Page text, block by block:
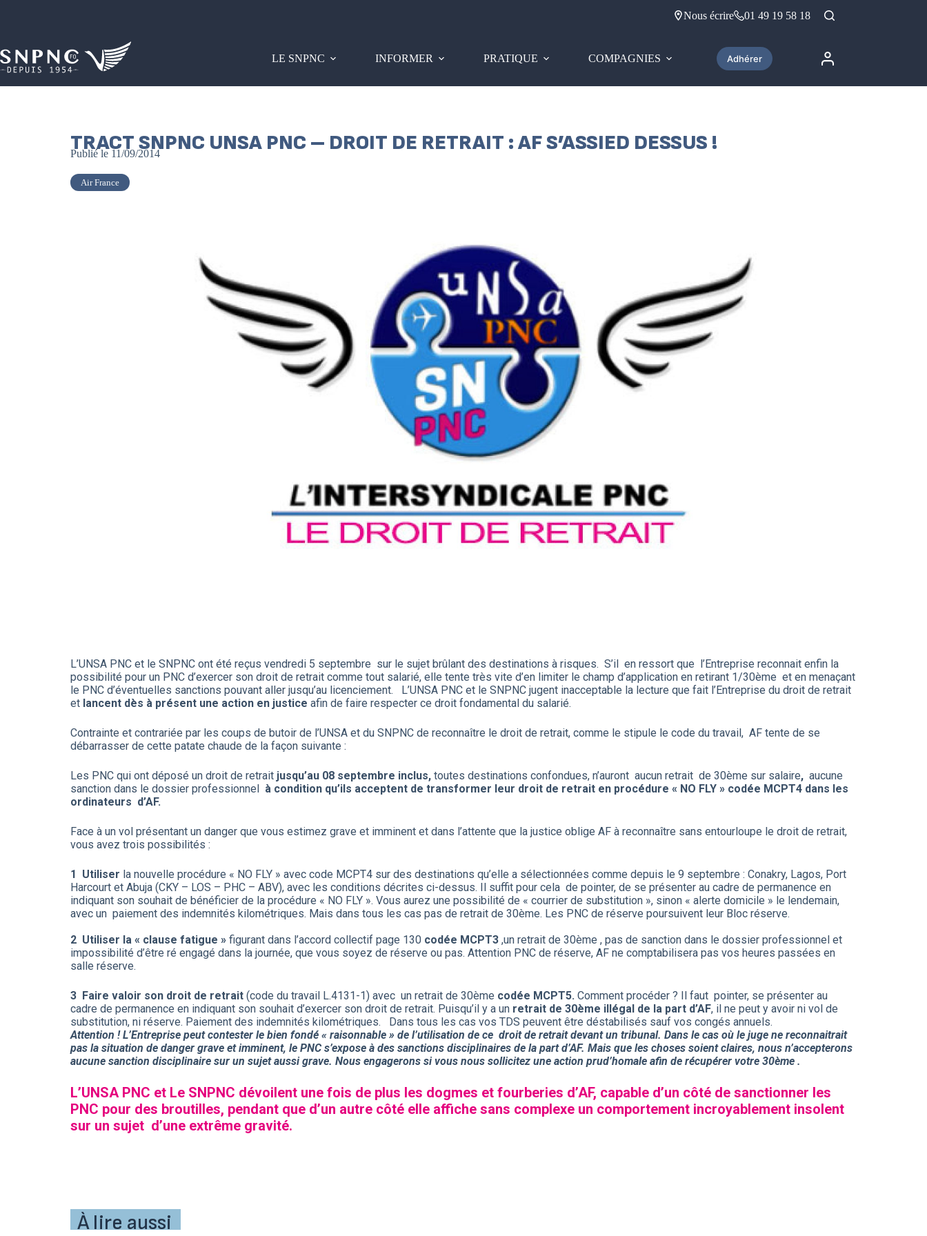
Nous écrire 01 49 19 58 18
LE SNPNC INFORMER PRATIQUE COMPAGNIES Adhérer
TRACT SNPNC UNSA PNC – DROIT DE RETRAIT : AF S’ASSIED DESSUS !
Publié le 11/09/2014
Air France
L’UNSA PNC et le SNPNC ont été reçus vendredi 5 septembre sur le sujet brûlant des destinations à risques. S’il en ressort que l’Entreprise reconnait enfin la
possibilité pour un PNC d’exercer son droit de retrait comme tout salarié, elle tente très vite d’en limiter le champ d’application en retirant 1/30ème et en menaçant
le PNC d’éventuelles sanctions pouvant aller jusqu’au licenciement. L’UNSA PNC et le SNPNC jugent inacceptable la lecture que fait l’Entreprise du droit de retrait
et lancent dès à présent une action en justice afin de faire respecter ce droit fondamental du salarié.
Contrainte et contrariée par les coups de butoir de l’UNSA et du SNPNC de reconnaître le droit de retrait, comme le stipule le code du travail, AF tente de se
débarrasser de cette patate chaude de la façon suivante :
Les PNC qui ont déposé un droit de retrait jusqu’au 08 septembre inclus, toutes destinations confondues, n’auront aucun retrait de 30ème sur salaire, aucune
sanction dans le dossier professionnel à condition qu’ils acceptent de transformer leur droit de retrait en procédure « NO FLY » codée MCPT4 dans les
ordinateurs d’AF.
Face à un vol présentant un danger que vous estimez grave et imminent et dans l’attente que la justice oblige AF à reconnaître sans entourloupe le droit de retrait,
vous avez trois possibilités :
1 Utiliser la nouvelle procédure « NO FLY » avec code MCPT4 sur des destinations qu’elle a sélectionnées comme depuis le 9 septembre : Conakry, Lagos, Port
Harcourt et Abuja (CKY – LOS – PHC – ABV), avec les conditions décrites ci-dessus. Il suffit pour cela de pointer, de se présenter au cadre de permanence en
indiquant son souhait de bénéficier de la procédure « NO FLY ». Vous aurez une possibilité de « courrier de substitution », sinon « alerte domicile » le lendemain,
avec un paiement des indemnités kilométriques. Mais dans tous les cas pas de retrait de 30ème. Les PNC de réserve poursuivent leur Bloc réserve.
2 Utiliser la « clause fatigue » figurant dans l’accord collectif page 130 codée MCPT3 ,un retrait de 30ème , pas de sanction dans le dossier professionnel et
impossibilité d’être ré engagé dans la journée, que vous soyez de réserve ou pas. Attention PNC de réserve, AF ne comptabilisera pas vos heures passées en
salle réserve.
3 Faire valoir son droit de retrait (code du travail L.4131-1) avec un retrait de 30ème codée MCPT5. Comment procéder ? Il faut pointer, se présenter au
cadre de permanence en indiquant son souhait d’exercer son droit de retrait. Puisqu’il y a un retrait de 30ème illégal de la part d’AF, il ne peut y avoir ni vol de
substitution, ni réserve. Paiement des indemnités kilométriques. Dans tous les cas vos TDS peuvent être déstabilisés sauf vos congés annuels.
Attention !L’Entreprise peut contester le bien fondé « raisonnable » de l’utilisation de ce droit de retrait devant un tribunal. Dans le cas où le juge ne reconnaitrait
pas la situation de danger grave et imminent, le PNC s’expose à des sanctions disciplinaires de la part d’AF. Mais que les choses soient claires, nous n’accepterons
aucune sanction disciplinaire sur un sujet aussi grave. Nous engagerons si vous nous sollicitez une action prud’homale afin de récupérer votre 30ème .
L’UNSA PNC et Le SNPNC dévoilent une fois de plus les dogmes et fourberies d’AF, capable d’un côté de sanctionner les
PNC pour des broutilles, pendant que d’un autre côté elle affiche sans complexe un comportement incroyablement insolent
sur un sujet d’une extrême gravité.
À lire aussi